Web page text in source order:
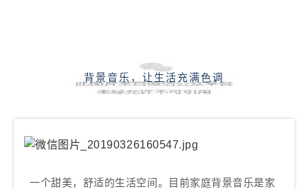
背景音乐，让生活充满色调
一个甜美，舒适的生活空间。目前家庭背景音乐是家